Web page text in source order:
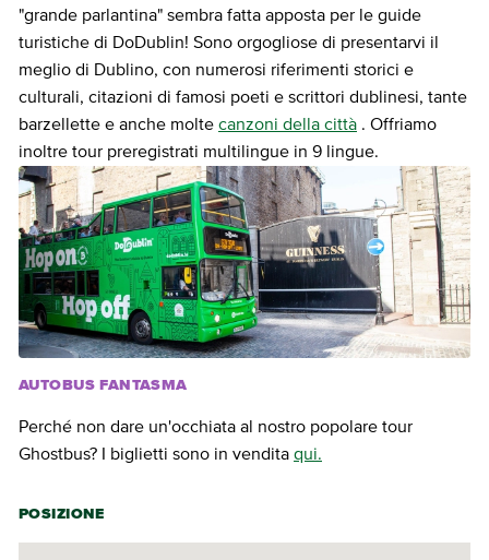
"grande parlantina" sembra fatta apposta per le guide
turistiche di DoDublin! Sono orgogliose di presentarvi il
meglio di Dublino, con numerosi riferimenti storici e
culturali, citazioni di famosi poeti e scrittori dublinesi, tante
barzellette e anche molte canzoni della città . Offriamo
inoltre tour preregistrati multilingue in 9 lingue.
AUTOBUS FANTASMA
Perché non dare un'occhiata al nostro popolare tour
Ghostbus? I biglietti sono in vendita qui.
POSIZIONE